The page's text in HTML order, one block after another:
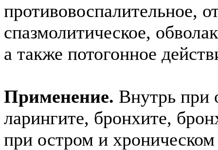
противовоспалительное,
спазмолитическое,
а также потогонное
Применение. Внутрь при
ларингите, бронхите,
при остром и